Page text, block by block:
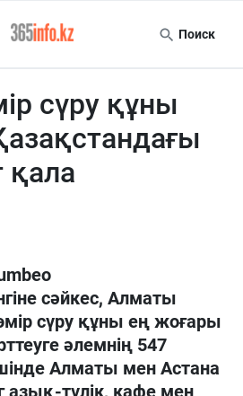
Поиск
сүру құны
сәйкес, Алматы
сүру құны ең жоғары
әлемнің 547
Алматы мен Астана
азық-түлік, кафе мен